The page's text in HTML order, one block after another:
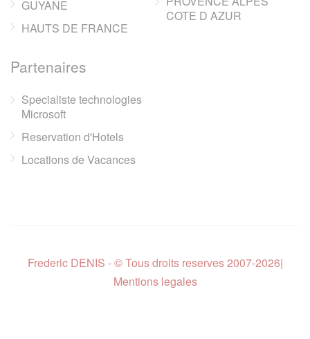
GUYANE
HAUTS DE FRANCE
COTE D AZUR
Partenaires
Specialiste technologies
Microsoft
Reservation d'Hotels
Locations de Vacances
Frederic DENIS - © Tous droits reserves 2007-2026|
Mentions legales